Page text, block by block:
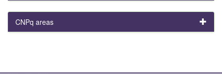
CNPq areas